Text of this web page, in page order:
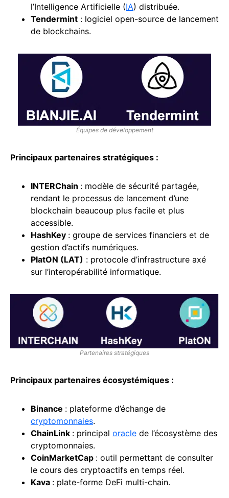
l’Intelligence Artificielle (IA) distribuée.
Tendermint : logiciel open-source de lancement
de blockchains.
Équipes de développement
Principaux partenaires stratégiques :
INTERChain : modèle de sécurité partagée,
rendant le processus de lancement d’une
blockchain beaucoup plus facile et plus
accessible.
HashKey : groupe de services financiers et de
gestion d’actifs numériques.
PlatON (LAT) : protocole d’infrastructure axé
sur l’interopérabilité informatique.
Partenaires stratégiques
Principaux partenaires écosystémiques :
Binance : plateforme d’échange de
cryptomonnaies.
ChainLink : principal oracle de l’écosystème des
cryptomonnaies.
CoinMarketCap : outil permettant de consulter
le cours des cryptoactifs en temps réel.
Kava : plate-forme DeFi multi-chain.